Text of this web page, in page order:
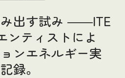
出す試み ――ITE
ンティストによ
ンエネルギー実
録。